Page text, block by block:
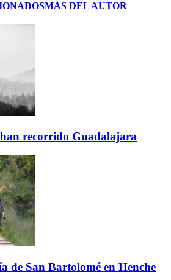
MÁS DEL AUTOR
recorrido Guadalajara
de San Bartolomé en Henche